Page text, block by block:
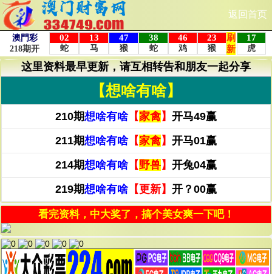
返回首页
这里资料最早更新，请互相转告和朋友一起分享
【想啥有啥】
210期想啥有啥【家禽】 开马49赢
211期想啥有啥【家禽】 开马01赢
214期想啥有啥【野兽】 开兔04赢
219期想啥有啥【更新】 开？00赢
看完资料，中大奖了，搞个美女爽一下吧！